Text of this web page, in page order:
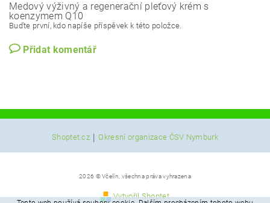
Medový výživný a regenerační pleťový krém s
koenzymem Q10
Buďte první, kdo napíše příspěvek k této položce.
Přidat komentář
Shoptet.cz | Okresní organizace ČSV Nymburk
2026 © Včelín, všechna práva vyhrazena
Vytvořil Shoptet